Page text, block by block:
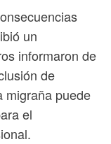
un
informaron de
de
migraña puede
el